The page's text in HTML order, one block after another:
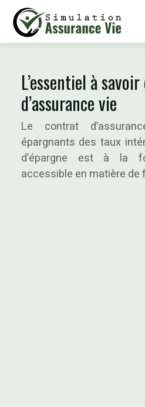
L’essentiel à
d’assurance vie
Le contrat
épargnants des taux
d’épargne est à la
accessible en matière de